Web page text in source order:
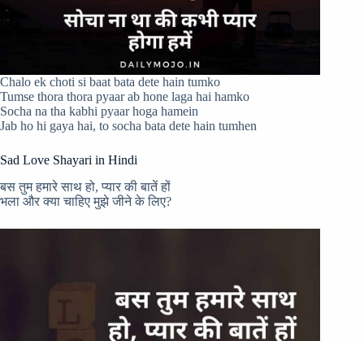
Chalo ek choti si baat bata dete hain tumko
Tumse thora thora pyaar ab hone laga hai hamko
Socha na tha kabhi pyaar hoga hamein
Jab ho hi gaya hai, to socha bata dete hain tumhen
Sad Love Shayari in Hindi
बस तुम हमारे साथ हो, प्यार की बातें हों
भला और क्या चाहिए मुझे जीने के लिए?